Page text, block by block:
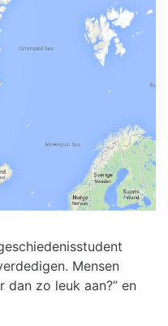
Mensen
dan zo leuk aan?” en